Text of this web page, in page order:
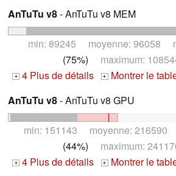
AnTuTu v8- AnTuTu v8 MEM
min: 89245 moyenne: 96058
(75%) maximum:
+ 4 Plus de détails + Montrer le
AnTuTu v8- AnTuTu v8 GPU
min: 151143 moyenne: 216590
(44%) maximum:
+ 4 Plus de détails + Montrer le